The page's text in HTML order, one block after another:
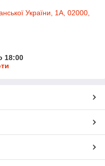
України, 1А, 02000,
18:00